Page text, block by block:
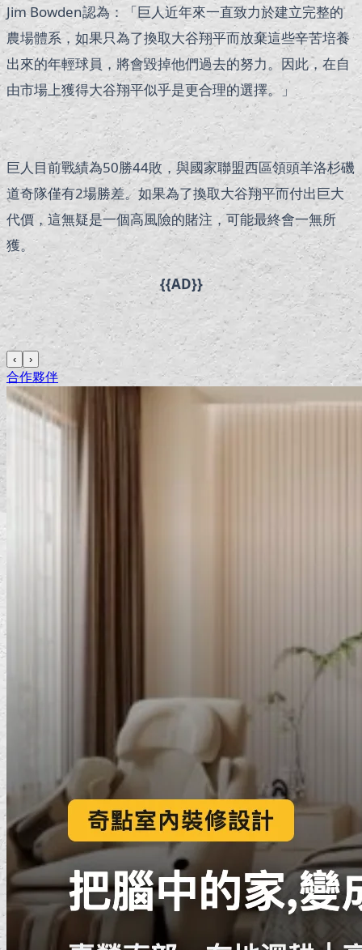
Jim Bowden認為：「巨人近年來一直致力於建立完整的
農場體系，如果只為了換取大谷翔平而放棄這些辛苦培養
出來的年輕球員，將會毀掉他們過去的努力。因此，在自
由市場上獲得大谷翔平似乎是更合理的選擇。」
巨人目前戰績為50勝44敗，與國家聯盟西區領頭羊洛杉磯
道奇隊僅有2場勝差。如果為了換取大谷翔平而付出巨大
代價，這無疑是一個高風險的賭注，可能最終會一無所
獲。
{{AD}}
‹ ›
合作夥伴